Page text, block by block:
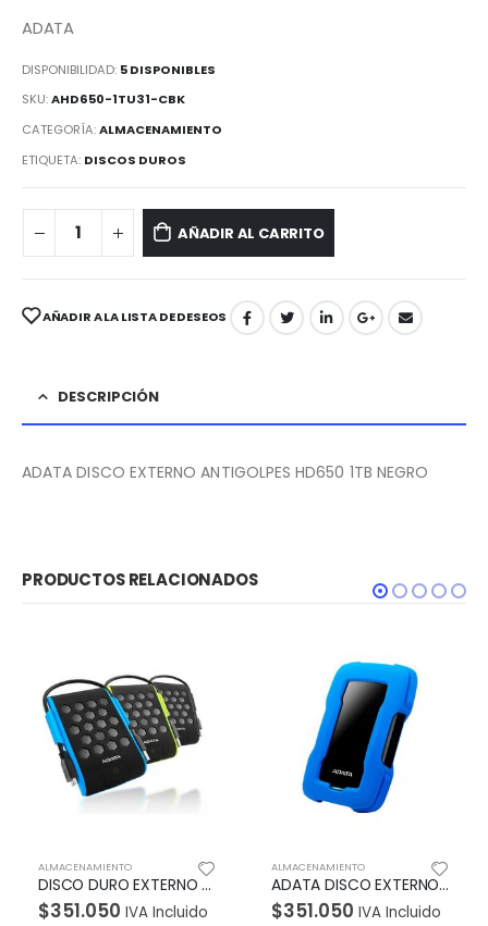
ADATA
DISPONIBILIDAD: 5 DISPONIBLES
SKU:AHD650-1TU31-CBK
CATEGORÍA:ALMACENAMIENTO
ETIQUETA: DISCOS DUROS
AÑADIR AL CARRITO
AÑADIR A LA LISTA DE DESEOS
DESCRIPCIÓN
ADATA DISCO EXTERNO ANTIGOLPES HD650 1TB NEGRO
PRODUCTOS RELACIONADOS
DISCO DURO EXTERNO ADATA HD720 SUPER ANTISHOCK 2TB VERDE
IVA Incluido
ALMACENAMIENTO
ADATA DISCO EXTERNO ANTIGOLPES/SALPICADURAS HD330 2TB AZUL
$ 351.050 IVA Incluido $